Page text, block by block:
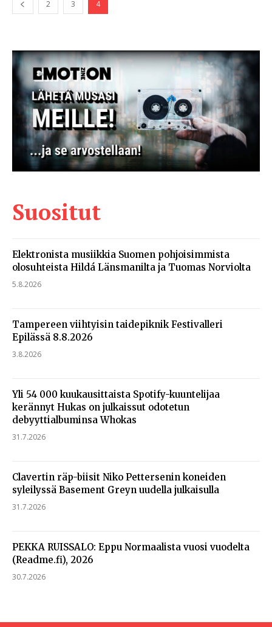
2 3 4
Suositut
Elektronista musiikkia Suomen pohjoisimmista
olosuhteista Hildá Länsmanilta ja Tuomas Norviolta
5.8.2026
Tampereen viihtyisin taidepiknik Festivalleri
Epilässä 8.8.2026
3.8.2026
Yli 54 000 kuukausittaista Spotify-kuuntelijaa
kerännyt Hukas on julkaissut odotetun
debyyttialbuminsa Whokas
31.7.2026
Clavertin räp-biisit Niko Pettersenin koneiden
syleilyssä Basement Greyn uudella julkaisulla
31.7.2026
PEKKA RUISSALO: Eppu Normaalista vuosi vuodelta
(Readme.fi), 2026
30.7.2026